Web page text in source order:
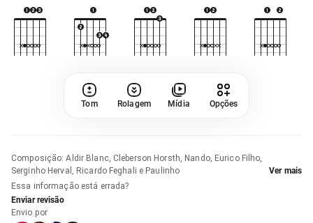
Tom Rolagem Mídia Opções
Composição:Aldir Blanc, Cleberson Horsth, Nando, Eurico Filho,
Serginho Herval, Ricardo Feghali e Paulinho
Ver mais
Essa informação está errada?
Enviar revisão
Envio por